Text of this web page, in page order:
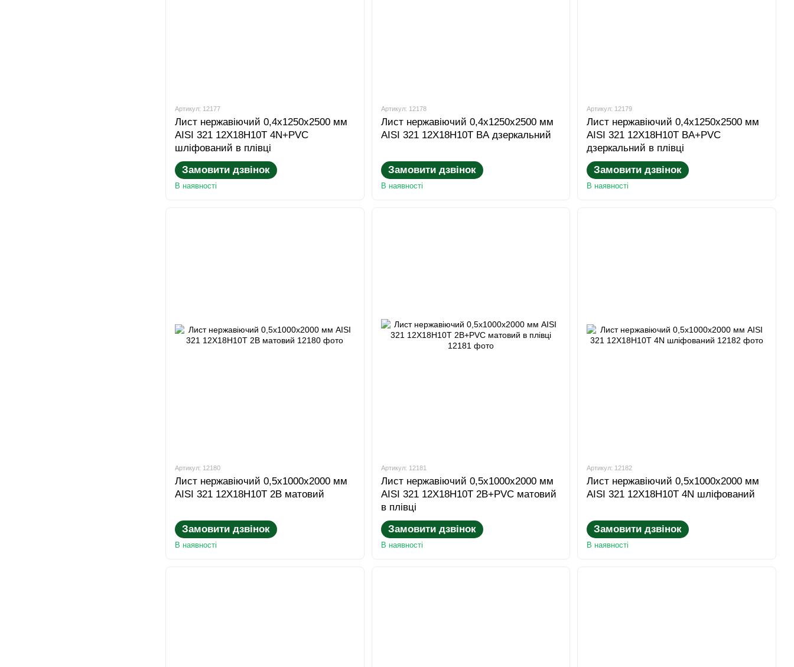
Артикул: 12177
Лист нержавіючий 0,4x1250x2500 мм
AISI 321 12Х18Н10Т 4N+PVC
шліфований в плівці
Замовити дзвінок
В наявності
Артикул: 12178
Лист нержавіючий 0,4x1250x2500 мм
AISI 321 12Х18Н10Т BA дзеркальний
Замовити дзвінок
В наявності
Артикул: 12179
Лист нержавіючий 0,4x1250x2500 мм
AISI 321 12Х18Н10Т BA+PVC
дзеркальний в плівці
Замовити дзвінок
В наявності
Артикул: 12180
Лист нержавіючий 0,5x1000x2000 мм
AISI 321 12Х18Н10Т 2B матовий
Замовити дзвінок
В наявності
Артикул: 12181
Лист нержавіючий 0,5x1000x2000 мм
AISI 321 12Х18Н10Т 2B+PVC матовий
в плівці
Замовити дзвінок
В наявності
Артикул: 12182
Лист нержавіючий 0,5x1000x2000 мм
AISI 321 12Х18Н10Т 4N шліфований
Замовити дзвінок
В наявності